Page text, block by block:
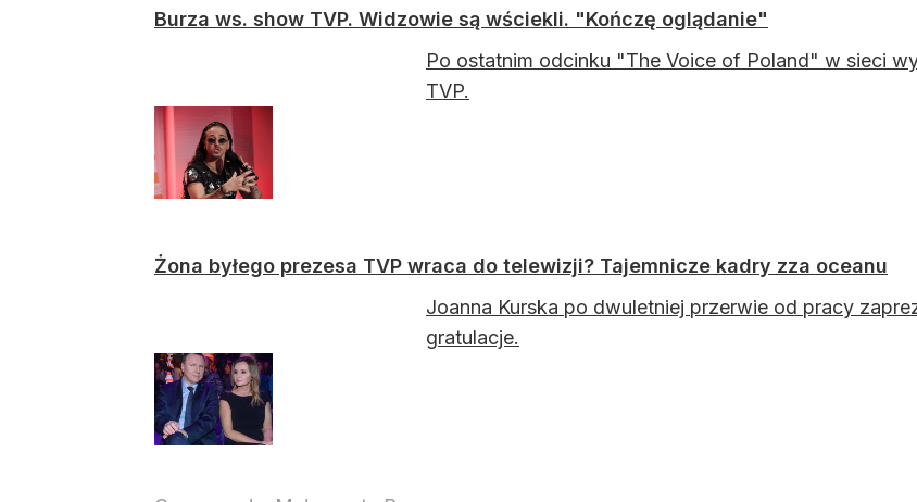
Burza ws. show TVP. Widzowie są wściekli. "Kończę oglądanie"
Po ostatnim odcinku "The Voice of Poland" w sieci
TVP.
Żona byłego prezesa TVP wraca do telewizji? Tajemnicze kadry zza oceanu
Joanna Kurska po dwuletniej przerwie od pracy
gratulacje.